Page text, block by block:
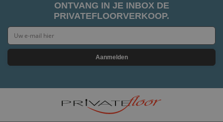
ONTVANG IN JE INBOX DE
PRIVATEFLOORVERKOOP.
Aanmelden